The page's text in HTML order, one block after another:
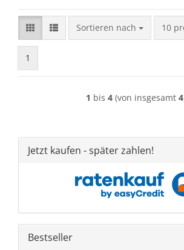
Sortieren nach
Sortieren nach 10
pro
1
1 bis 4(von insgesamt 4
Jetzt kaufen - später zahlen!
Bestseller